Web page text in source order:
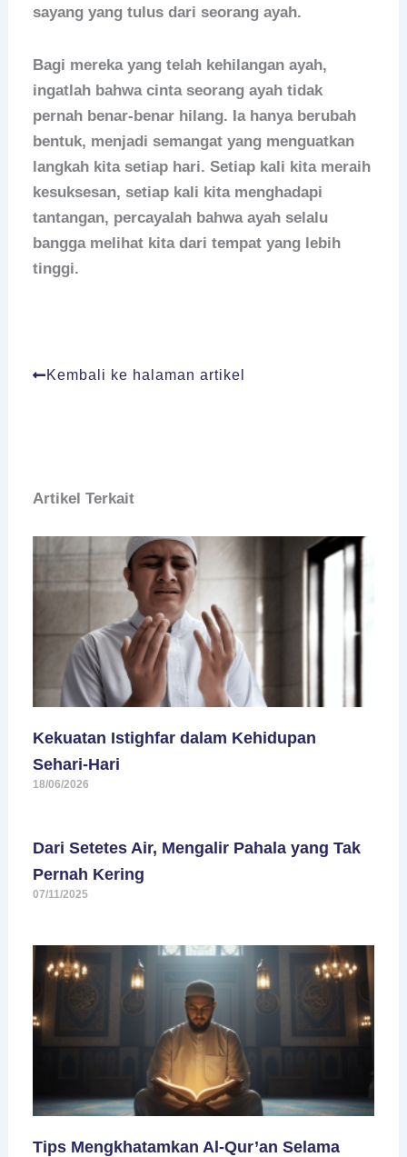
sayang yang tulus dari seorang ayah.
Bagi mereka yang telah kehilangan ayah,
ingatlah bahwa cinta seorang ayah tidak
pernah benar-benar hilang. Ia hanya berubah
bentuk, menjadi semangat yang menguatkan
langkah kita setiap hari. Setiap kali kita meraih
kesuksesan, setiap kali kita menghadapi
tantangan, percayalah bahwa ayah selalu
bangga melihat kita dari tempat yang lebih
tinggi.
Kembali ke halaman artikel
Artikel Terkait
Kekuatan Istighfar dalam Kehidupan
Sehari-Hari
18/06/2026
Dari Setetes Air, Mengalir Pahala yang Tak
Pernah Kering
07/11/2025
Tips Mengkhatamkan Al-Qur’an Selama